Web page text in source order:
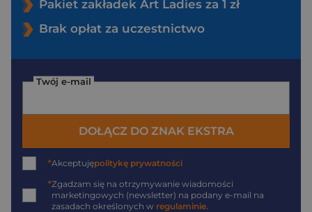
Pakiet zakładek Art Ladies za 1 zł
Brak opłat za uczestnictwo
Twój e-mail
DOŁĄCZ DO ZNAK EKSTRA
*Akceptujępolitykę prywatności
*Zgadzam się na otrzymywanie wiadomości
marketingowych (newsletter) na podany e-mail na
zasadach określonych w regulaminie.